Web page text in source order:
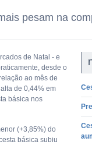
pesam na
de Natal - e
desde o
ao mês de
de 0,44% em
básica nos
(+3,85%) do
básica subiu